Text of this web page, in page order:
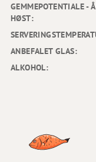
GEMMEPOTENTIALE -
HØST:
ANBEFALET GLAS:
ALKOHOL: